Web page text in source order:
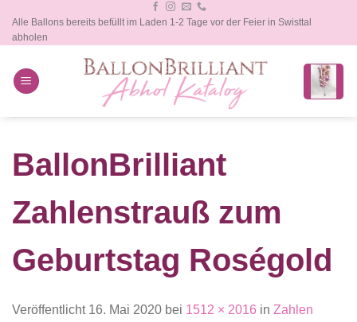
Inhalt
springen
Alle Ballons bereits befüllt im Laden 1-2 Tage vor der Feier in Swisttal
abholen
BallonBrilliant
Zahlenstrauß zum
Geburtstag Roségold
Veröffentlicht 16. Mai 2020 bei 1512 × 2016 in Zahlen